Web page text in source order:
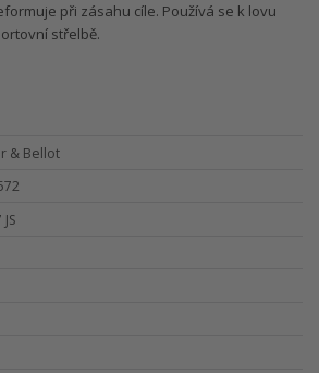
při zásahu cíle. Používá se k lovu
střelbě.
& Bellot